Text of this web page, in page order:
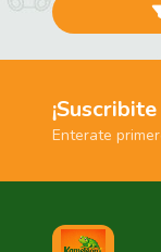
Enterate